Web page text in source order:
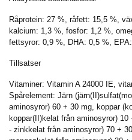
Råprotein: 27 %, råfett: 15,5 %,
kalcium: 1,3 %, fosfor: 1,2 %,
fettsyror: 0,9 %, DHA: 0,5 %,
Tillsatser
Vitaminer: Vitamin A 24000 IE,
Spårelement: Järn
aminosyror) 60 + 30 mg, koppar
koppar(II)kelat från aminosyror)
- zinkkelat från aminosyror) 70 +